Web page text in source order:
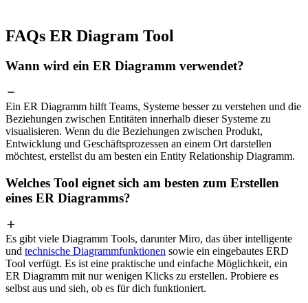
FAQs ER Diagram Tool
Wann wird ein ER Diagramm verwendet?
Ein ER Diagramm hilft Teams, Systeme besser zu verstehen und die
Beziehungen zwischen Entitäten innerhalb dieser Systeme zu
visualisieren. Wenn du die Beziehungen zwischen Produkt,
Entwicklung und Geschäftsprozessen an einem Ort darstellen
möchtest, erstellst du am besten ein Entity Relationship Diagramm.
Welches Tool eignet sich am besten zum Erstellen
eines ER Diagramms?
Es gibt viele Diagramm Tools, darunter Miro, das über intelligente
und technische Diagrammfunktionen sowie ein eingebautes ERD
Tool verfügt. Es ist eine praktische und einfache Möglichkeit, ein
ER Diagramm mit nur wenigen Klicks zu erstellen. Probiere es
selbst aus und sieh, ob es für dich funktioniert.